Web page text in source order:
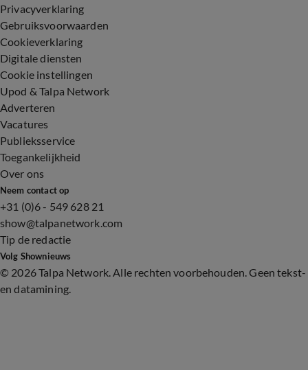
Privacyverklaring
Gebruiksvoorwaarden
Cookieverklaring
Digitale diensten
Cookie instellingen
Upod & Talpa Network
Adverteren
Vacatures
Publieksservice
Toegankelijkheid
Over ons
Neem contact op
+31 (0)6 - 549 628 21
show@talpanetwork.com
Tip de redactie
Volg Shownieuws
© 2026 Talpa Network. Alle rechten voorbehouden. Geen tekst-
en datamining.